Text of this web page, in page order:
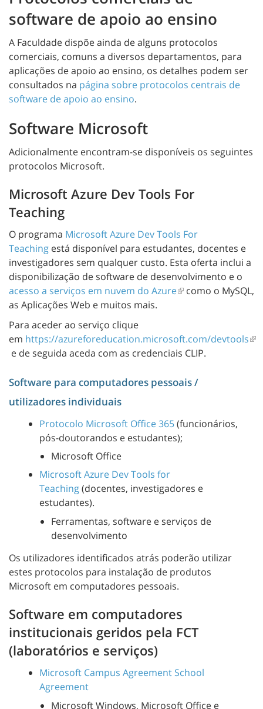
software de apoio ao ensino
A Faculdade dispõe ainda de alguns protocolos
comerciais, comuns a diversos departamentos, para
aplicações de apoio ao ensino, os detalhes podem ser
consultados na página sobre protocolos centrais de
software de apoio ao ensino.
Software Microsoft
Adicionalmente encontram-se disponíveis os seguintes
protocolos Microsoft.
Microsoft Azure Dev Tools For
Teaching
O programa Microsoft Azure Dev Tools For
Teaching está disponível para estudantes, docentes e
investigadores sem qualquer custo. Esta oferta inclui a
disponibilização de software de desenvolvimento e o
acesso a serviços em nuvem do Azure
como o MySQL,
as Aplicações Web e muitos mais.
Para aceder ao serviço clique
em https://azureforeducation.microsoft.com/devtools
e de seguida aceda com as credenciais CLIP.
Software para computadores pessoais /
utilizadores individuais
Protocolo Microsoft Office 365(funcionários,
pós-doutorandos e estudantes);
Microsoft Office
Microsoft Azure Dev Tools for
Teaching(docentes, investigadores e
estudantes).
Ferramentas, software e serviços de
desenvolvimento
Os utilizadores identificados atrás poderão utilizar
estes protocolos para instalação de produtos
Microsoft em computadores pessoais.
Software em computadores
institucionais geridos pela FCT
(laboratórios e serviços)
Microsoft Campus Agreement School
Agreement
Microsoft Windows, Microsoft Office e